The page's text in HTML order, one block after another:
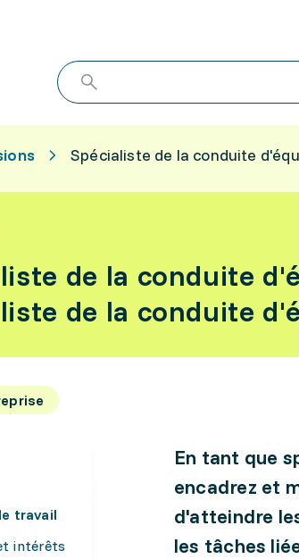
Spécialiste de la conduite
de la conduite
de la conduite
travail
intérêts
En tant que
encadrez et
d'atteindre
les tâches